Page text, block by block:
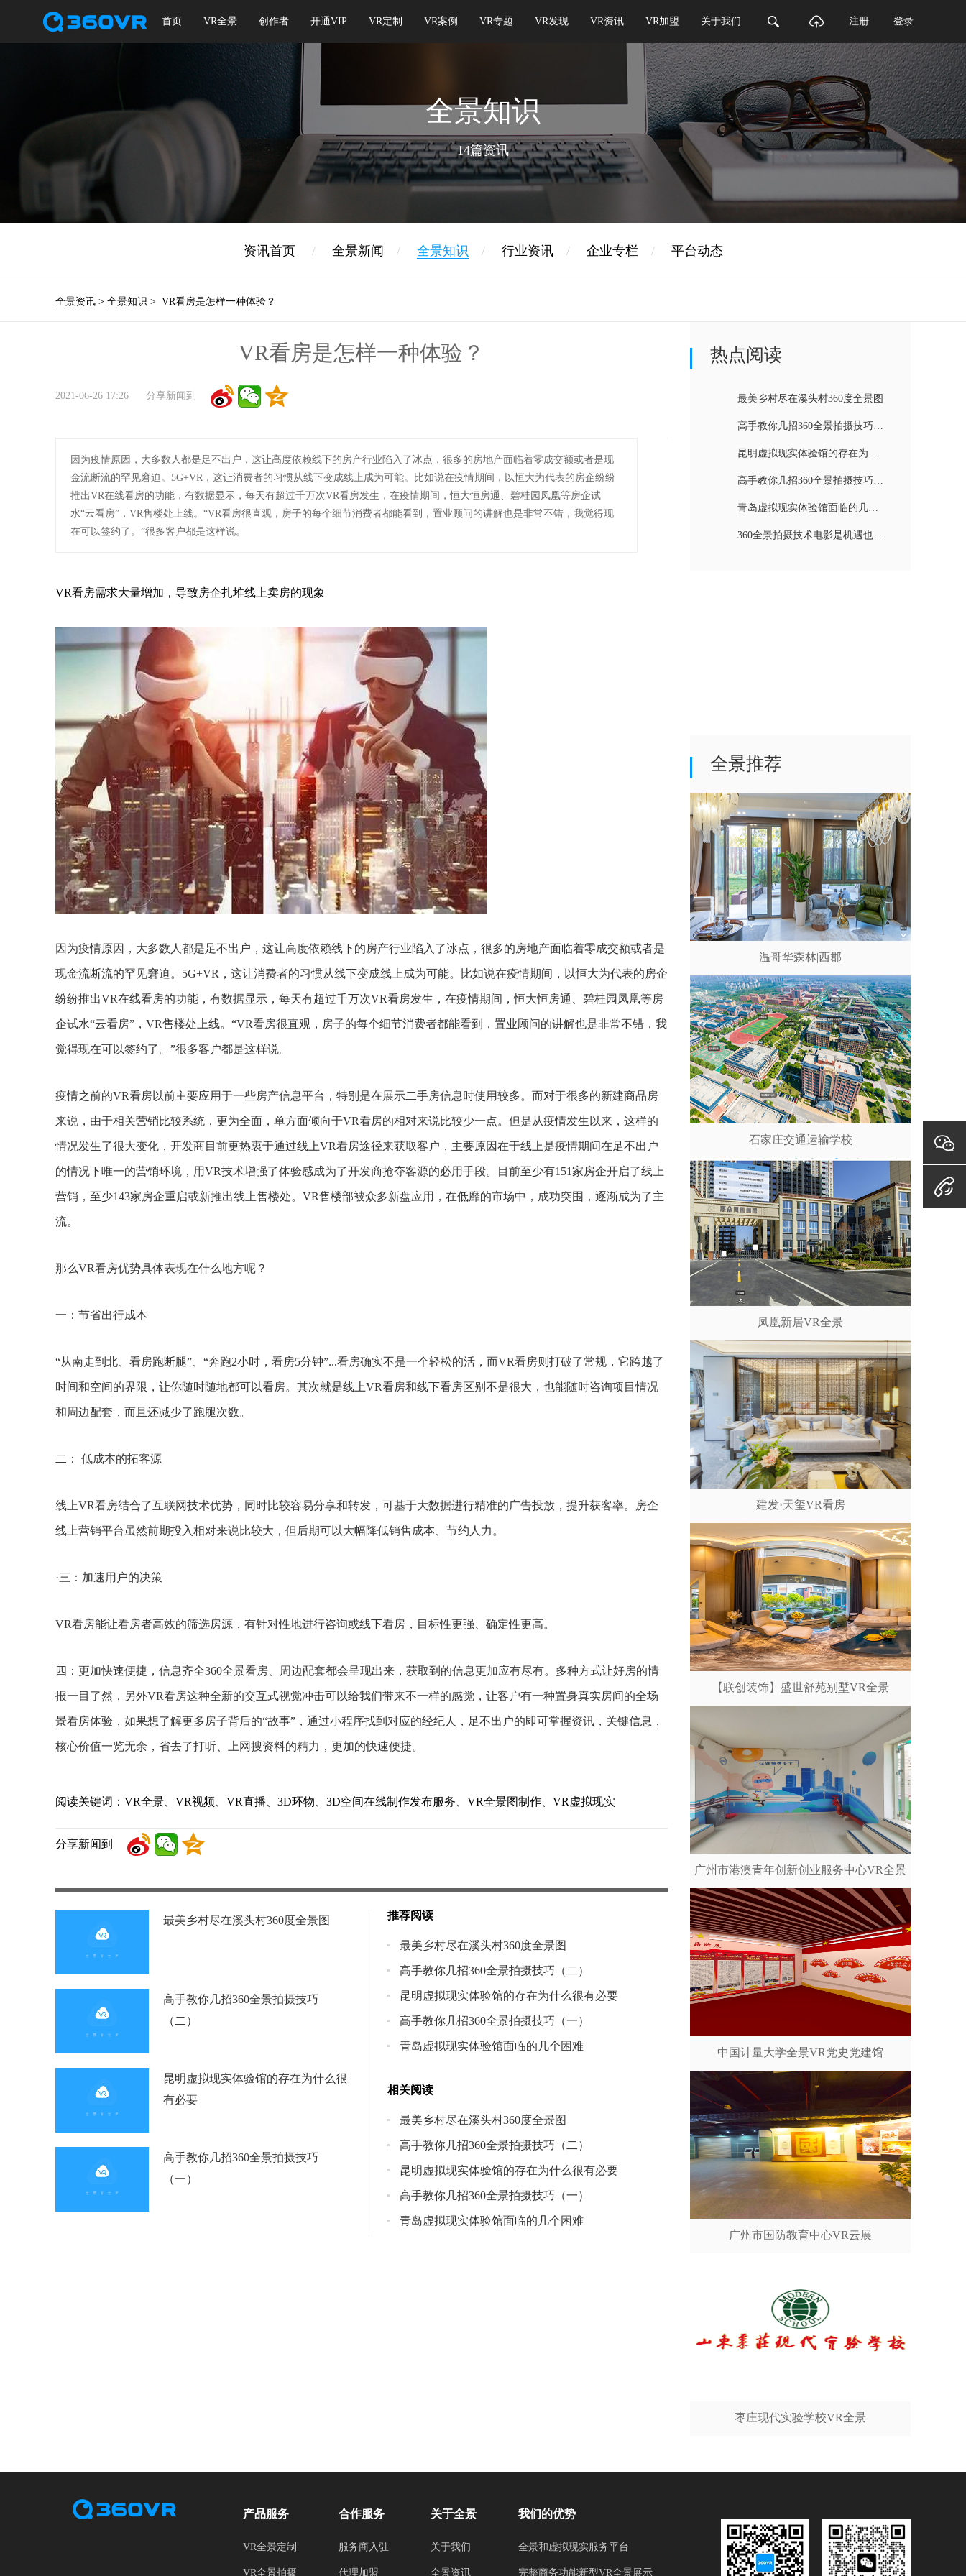
首页 VR全景 创作者 开通VIP VR定制 VR案例 VR专题 VR发现 VR资讯 VR加盟 关于我们 注册 登录
全景知识
14篇资讯
资讯首页 / 全景新闻 / 全景知识 / 行业资讯 / 企业专栏 / 平台动态
全景资讯 > 全景知识 > VR看房是怎样一种体验？
VR看房是怎样一种体验？
2021-06-26 17:26 分享新闻到
因为疫情原因，大多数人都是足不出户，这让高度依赖线下的房产行业陷入了冰点，很多的房地产面临着零成交额或者是现
金流断流的罕见窘迫。5G+VR，这让消费者的习惯从线下变成线上成为可能。比如说在疫情期间，以恒大为代表的房企纷纷
推出VR在线看房的功能，有数据显示，每天有超过千万次VR看房发生，在疫情期间，恒大恒房通、碧桂园凤凰等房企试
水“云看房”，VR售楼处上线。“VR看房很直观，房子的每个细节消费者都能看到，置业顾问的讲解也是非常不错，我觉得现
在可以签约了。”很多客户都是这样说。
VR看房需求大量增加，导致房企扎堆线上卖房的现象
因为疫情原因，大多数人都是足不出户，这让高度依赖线下的房产行业陷入了冰点，很多的房地产面临着零成交额或者是
现金流断流的罕见窘迫。5G+VR，这让消费者的习惯从线下变成线上成为可能。比如说在疫情期间，以恒大为代表的房企
纷纷推出VR在线看房的功能，有数据显示，每天有超过千万次VR看房发生，在疫情期间，恒大恒房通、碧桂园凤凰等房
企试水“云看房”，VR售楼处上线。“VR看房很直观，房子的每个细节消费者都能看到，置业顾问的讲解也是非常不错，我
觉得现在可以签约了。”很多客户都是这样说。
疫情之前的VR看房以前主要应用于一些房产信息平台，特别是在展示二手房信息时使用较多。而对于很多的新建商品房
来说，由于相关营销比较系统，更为全面，单方面倾向于VR看房的相对来说比较少一点。但是从疫情发生以来，这样的
情况发生了很大变化，开发商目前更热衷于通过线上VR看房途径来获取客户，主要原因在于线上是疫情期间在足不出户
的情况下唯一的营销环境，用VR技术增强了体验感成为了开发商抢夺客源的必用手段。目前至少有151家房企开启了线上
营销，至少143家房企重启或新推出线上售楼处。VR售楼部被众多新盘应用，在低靡的市场中，成功突围，逐渐成为了主
流。
那么VR看房优势具体表现在什么地方呢？
一：节省出行成本
“从南走到北、看房跑断腿”、“奔跑2小时，看房5分钟”...看房确实不是一个轻松的活，而VR看房则打破了常规，它跨越了
时间和空间的界限，让你随时随地都可以看房。其次就是线上VR看房和线下看房区别不是很大，也能随时咨询项目情况
和周边配套，而且还减少了跑腿次数。
二： 低成本的拓客源
线上VR看房结合了互联网技术优势，同时比较容易分享和转发，可基于大数据进行精准的广告投放，提升获客率。房企
线上营销平台虽然前期投入相对来说比较大，但后期可以大幅降低销售成本、节约人力。
·三：加速用户的决策
VR看房能让看房者高效的筛选房源，有针对性地进行咨询或线下看房，目标性更强、确定性更高。
四：更加快速便捷，信息齐全360全景看房、周边配套都会呈现出来，获取到的信息更加应有尽有。多种方式让好房的情
报一目了然，另外VR看房这种全新的交互式视觉冲击可以给我们带来不一样的感觉，让客户有一种置身真实房间的全场
景看房体验，如果想了解更多房子背后的“故事”，通过小程序找到对应的经纪人，足不出户的即可掌握资讯，关键信息，
核心价值一览无余，省去了打听、上网搜资料的精力，更加的快速便捷。
阅读关键词：VR全景、VR视频、VR直播、3D环物、3D空间在线制作发布服务、VR全景图制作、VR虚拟现实
分享新闻到
最美乡村尽在溪头村360度全景图
高手教你几招360全景拍摄技巧
（二）
昆明虚拟现实体验馆的存在为什么很
有必要
高手教你几招360全景拍摄技巧
（一）
推荐阅读
最美乡村尽在溪头村360度全景图
高手教你几招360全景拍摄技巧（二）
昆明虚拟现实体验馆的存在为什么很有必要
高手教你几招360全景拍摄技巧（一）
青岛虚拟现实体验馆面临的几个困难
相关阅读
最美乡村尽在溪头村360度全景图
高手教你几招360全景拍摄技巧（二）
昆明虚拟现实体验馆的存在为什么很有必要
高手教你几招360全景拍摄技巧（一）
青岛虚拟现实体验馆面临的几个困难
热点阅读
最美乡村尽在溪头村360度全景图
高手教你几招360全景拍摄技巧（二）
昆明虚拟现实体验馆的存在为什么很有必要
高手教你几招360全景拍摄技巧（一）
青岛虚拟现实体验馆面临的几个困难
360全景拍摄技术电影是机遇也是挑战
全景推荐
温哥华森林|西郡
石家庄交通运输学校
凤凰新居VR全景
建发·天玺VR看房
【联创装饰】盛世舒苑别墅VR全景
广州市港澳青年创新创业服务中心VR全景
中国计量大学全景VR党史党建馆
广州市国防教育中心VR云展
枣庄现代实验学校VR全景
产品服务
VR全景定制
VR全景拍摄
合作服务
服务商入驻
代理加盟
关于全景
关于我们
全景资讯
我们的优势
全景和虚拟现实服务平台
完整商务功能新型VR全景展示